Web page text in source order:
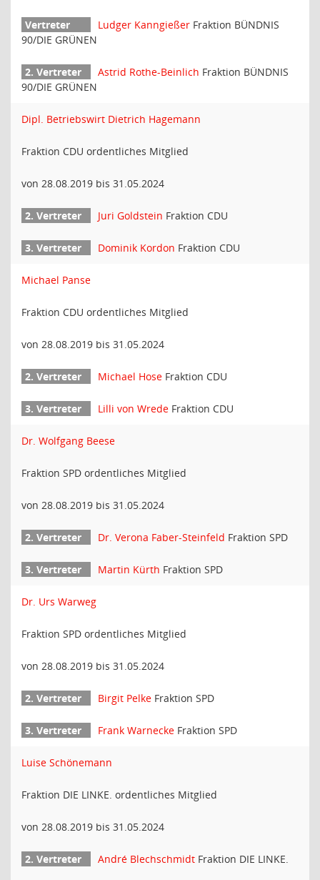
Ludger Kanngießer Fraktion BÜNDNIS
90/DIE GRÜNEN
Astrid Rothe-Beinlich Fraktion BÜNDNIS
90/DIE GRÜNEN
Dipl. Betriebswirt Dietrich Hagemann
Fraktion CDU ordentliches Mitglied
von 28.08.2019 bis 31.05.2024
Juri Goldstein Fraktion CDU
Dominik Kordon Fraktion CDU
Michael Panse
Fraktion CDU ordentliches Mitglied
von 28.08.2019 bis 31.05.2024
Michael Hose Fraktion CDU
Lilli von Wrede Fraktion CDU
Dr. Wolfgang Beese
Fraktion SPD ordentliches Mitglied
von 28.08.2019 bis 31.05.2024
Dr. Verona Faber-Steinfeld Fraktion SPD
Martin Kürth Fraktion SPD
Dr. Urs Warweg
Fraktion SPD ordentliches Mitglied
von 28.08.2019 bis 31.05.2024
Birgit Pelke Fraktion SPD
Frank Warnecke Fraktion SPD
Luise Schönemann
Fraktion DIE LINKE. ordentliches Mitglied
von 28.08.2019 bis 31.05.2024
André Blechschmidt Fraktion DIE LINKE.